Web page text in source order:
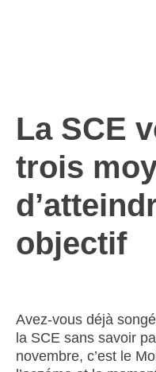
La SCE
trois
objectif
Avez-vous déjà
la SCE sans savoir
novembre, c’est le